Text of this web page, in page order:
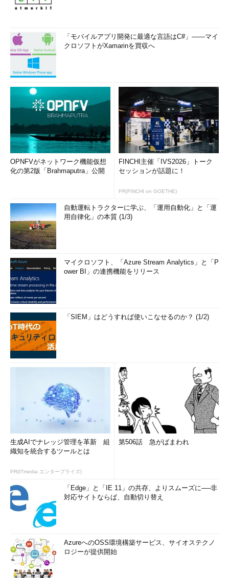
「モバイルアプリ開発に最適な言語はC#」――マイ
クロソフトがXamarinを買収へ
OPNFVがネットワーク機能仮想
化の第2版「Brahmaputra」公開
FINCHI主催「IVS2026」トーク
セッションが話題に！
PR(FINCHI on GOETHE)
自動運転トラクターに学ぶ、「運用自動化」と「運
用自律化」の本質 (1/3)
マイクロソフト、「Azure Stream Analytics」と「P
ower BI」の連携機能をリリース
「SIEM」はどうすれば使いこなせるのか？ (1/2)
生成AIでナレッジ管理を革新 組
織知を統合するツールとは
PR(ITmedia エンタープライズ)
第506話 急がばまわれ
「Edge」と「IE 11」の共存、よりスムーズに──非
対応サイトならば、自動切り替え
AzureへのOSS環境構築サービス、サイオステクノ
ロジーが提供開始